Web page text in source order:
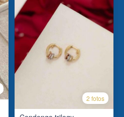
2 fotos